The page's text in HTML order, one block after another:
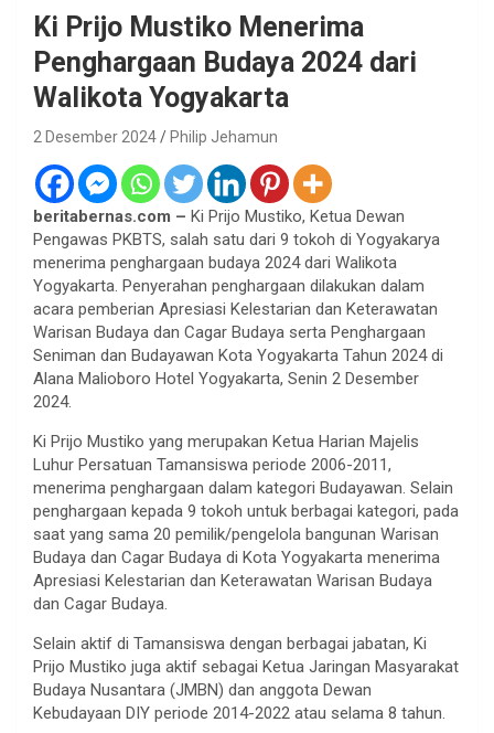
Ki Prijo Mustiko Menerima
Penghargaan Budaya 2024 dari
Walikota Yogyakarta
2 Desember 2024 Philip Jehamun
beritabernas.com – Ki Prijo Mustiko, Ketua Dewan
Pengawas PKBTS, salah satu dari 9 tokoh di Yogyakarya
menerima penghargaan budaya 2024 dari Walikota
Yogyakarta. Penyerahan penghargaan dilakukan dalam
acara pemberian Apresiasi Kelestarian dan Keterawatan
Warisan Budaya dan Cagar Budaya serta Penghargaan
Seniman dan Budayawan Kota Yogyakarta Tahun 2024 di
Alana Malioboro Hotel Yogyakarta, Senin 2 Desember
2024.
Ki Prijo Mustiko yang merupakan Ketua Harian Majelis
Luhur Persatuan Tamansiswa periode 2006-2011,
menerima penghargaan dalam kategori Budayawan. Selain
penghargaan kepada 9 tokoh untuk berbagai kategori, pada
saat yang sama 20 pemilik/pengelola bangunan Warisan
Budaya dan Cagar Budaya di Kota Yogyakarta menerima
Apresiasi Kelestarian dan Keterawatan Warisan Budaya
dan Cagar Budaya.
Selain aktif di Tamansiswa dengan berbagai jabatan, Ki
Prijo Mustiko juga aktif sebagai Ketua Jaringan Masyarakat
Budaya Nusantara (JMBN) dan anggota Dewan
Kebudayaan DIY periode 2014-2022 atau selama 8 tahun.